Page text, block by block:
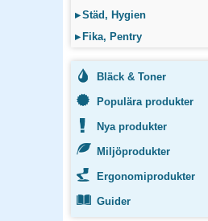
▸Städ, Hygien
▸ Fika, Pentry
Bläck & Toner
Populära produkter
Nya produkter
Miljöprodukter
Ergonomiprodukter
Guider
Kopieringspapper Nordic
Xpressbox A4 OHÅLAT